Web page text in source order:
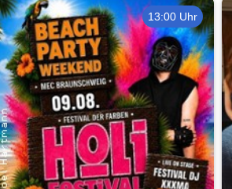
13:00 Uhr